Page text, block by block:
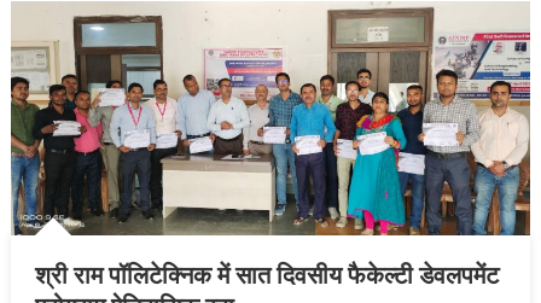
श्री राम पॉलिटेक्निक में सात दिवसीय फैकेल्टी डेवलपमेंट